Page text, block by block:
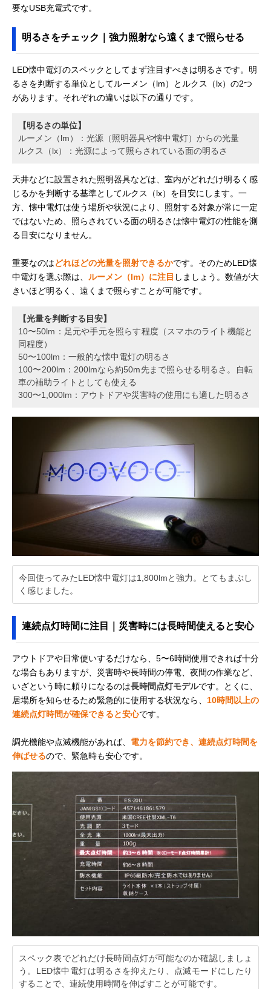
要なUSB充電式です。
明るさをチェック｜強力照射なら遠くまで照らせる
LED懐中電灯のスペックとしてまず注目すべきは明るさです。明
るさを判断する単位としてルーメン（lm）とルクス（lx）の2つ
があります。それぞれの違いは以下の通りです。
【明るさの単位】
ルーメン（lm）：光源（照明器具や懐中電灯）からの光量
ルクス（lx）：光源によって照らされている面の明るさ
天井などに設置された照明器具などは、室内がどれだけ明るく感
じるかを判断する基準としてルクス（lx）を目安にします。一
方、懐中電灯は使う場所や状況により、照射する対象が常に一定
ではないため、照らされている面の明るさは懐中電灯の性能を測
る目安になりません。
重要なのはどれほどの光量を照射できるかです。そのためLED懐
中電灯を選ぶ際は、 ルーメン（lm）に注目 しましょう。数値が大
きいほど明るく、遠くまで照らすことが可能です。
【光量を判断する目安】
10〜50lm：足元や手元を照らす程度（スマホのライト機能と
同程度）
50〜100lm：一般的な懐中電灯の明るさ
100〜200lm：200lmなら約50m先まで照らせる明るさ。自転
車の補助ライトとしても使える
300〜1,000lm：アウトドアや災害時の使用にも適した明るさ
今回使ってみたLED懐中電灯は1,800lmと強力。とてもまぶし
く感じました。
連続点灯時間に注目｜災害時には長時間使えると安心
アウトドアや日常使いするだけなら、5〜6時間使用できれば十分
な場合もありますが、災害時や長時間の停電、夜間の作業など、
いざという時に頼りになるのは長時間点灯モデルです。とくに、
居場所を知らせるため緊急的に使用する状況なら、 10時間以上の
連続点灯時間が確保できると安心です。
調光機能や点滅機能があれば、 電力を節約でき、連続点灯時間を
伸ばせるので、緊急時も安心です。
スペック表でどれだけ長時間点灯が可能なのか確認しましょ
う。LED懐中電灯は明るさを抑えたり、点滅モードにしたり
することで、連続使用時間を伸ばすことが可能です。